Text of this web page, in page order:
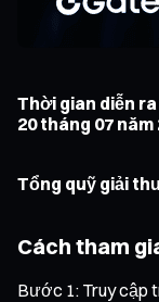
Thời gian diễn ra
20 tháng 07 năm
Tổng quỹ giải
Cách tham
Bước 1: Truy cập